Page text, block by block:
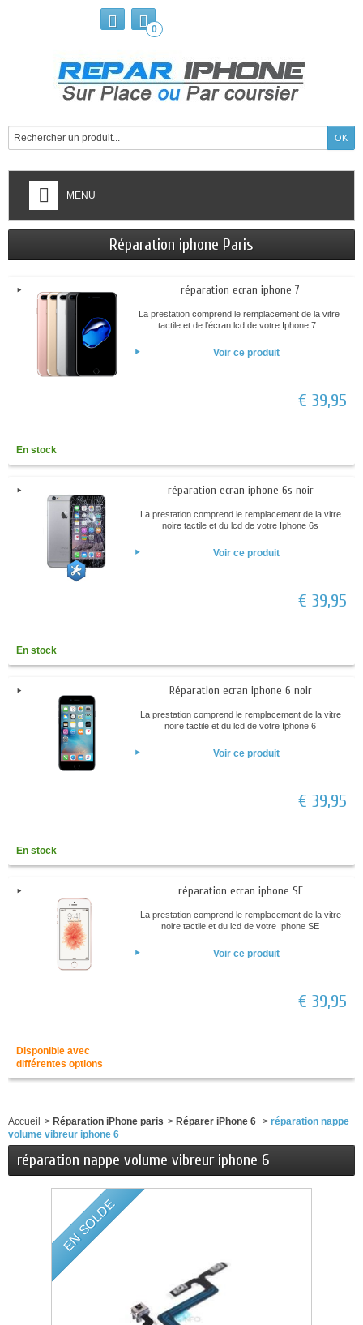
0
MENU
Réparation iphone Paris
réparation ecran iphone 7
La prestation comprend le remplacement de la vitre
tactile et de l'écran lcd de votre Iphone 7...
Voir ce produit
€ 39,95
En stock
réparation ecran iphone 6s noir
La prestation comprend le remplacement de la vitre
noire tactile et du lcd de votre Iphone 6s
Voir ce produit
€ 39,95
En stock
Réparation ecran iphone 6 noir
La prestation comprend le remplacement de la vitre
noire tactile et du lcd de votre Iphone 6
Voir ce produit
€ 39,95
En stock
réparation ecran iphone SE
La prestation comprend le remplacement de la vitre
noire tactile et du lcd de votre Iphone SE
Voir ce produit
€ 39,95
Disponible avec
différentes options
Accueil > Réparation iPhone paris > Réparer iPhone 6 > réparation nappe
volume vibreur iphone 6
réparation nappe volume vibreur iphone 6
EN SOLDE